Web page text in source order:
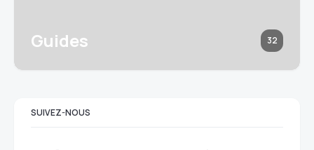
Guides 32
SUIVEZ-NOUS